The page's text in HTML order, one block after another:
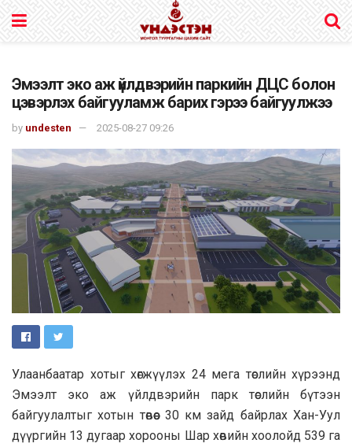
Эмээлт эко аж үйлдвэрийн паркийн ДЦС болон
цэвэрлэх байгууламж барих гэрээ байгуулжээ
by undesten 2025-08-27 09:26
Улаанбаатар хотыг хөгжүүлэх 24 мега төслийн хүрээнд
Эмээлт эко аж үйлдвэрийн парк төслийн бүтээн
байгуулалтыг хотын төвөөс 30 км зайд байрлах Хан-Уул
дүүргийн 13 дугаар хорооны Шар хөвийн хоолойд 539 га